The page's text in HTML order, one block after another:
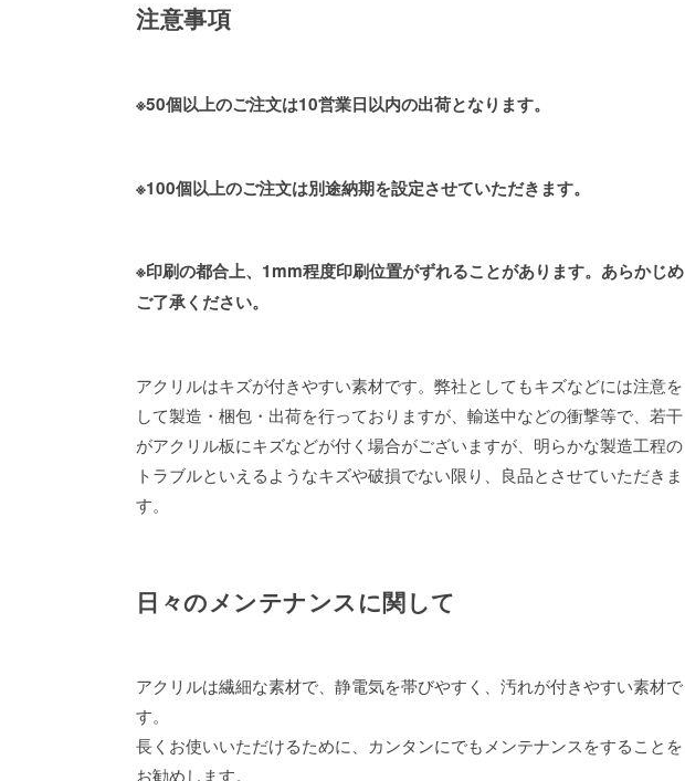
注意事項
※50個以上のご注文は10営業日以内の出荷となります。
※100個以上のご注文は別途納期を設定させていただきます。
※印刷の都合上、1mm程度印刷位置がずれることがあります。あらかじめ
ご了承ください。
アクリルはキズが付きやすい素材です。弊社としてもキズなどには注意を
して製造・梱包・出荷を行っておりますが、輸送中などの衝撃等で、若干
がアクリル板にキズなどが付く場合がございますが、明らかな製造工程の
トラブルといえるようなキズや破損でない限り、良品とさせていただきま
す。
日々のメンテナンスに関して
アクリルは繊細な素材で、静電気を帯びやすく、汚れが付きやすい素材で
す。
長くお使いいただけるために、カンタンにでもメンテナンスをすることを
お勧めします。